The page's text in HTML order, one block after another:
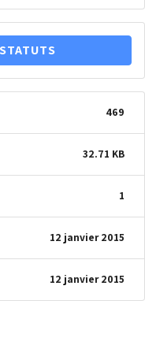
469
32.71 KB
1
12 janvier 2015
12 janvier 2015